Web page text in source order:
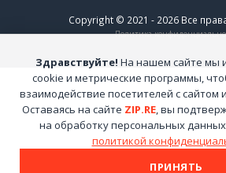
Copyright © 2021 - 2026 Все
Политика
Здравствуйте! На нашем сайте мы
cookie и метрические программы,
взаимодействие посетителей с сайтом
Оставаясь на сайте ZIP.RE, вы
на обработку персональных данных
политикой
ПРИНЯТЬ